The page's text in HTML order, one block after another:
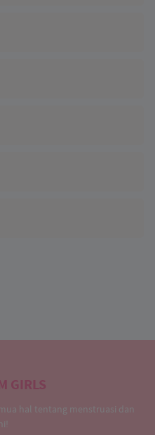
GIRLS
hal tentang menstruasi dan